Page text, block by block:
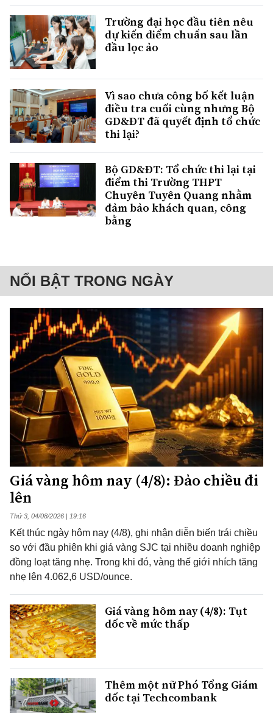
Trường đại học đầu tiên nêu
dự kiến điểm chuẩn sau lần
đầu lọc ảo
Vì sao chưa công bố kết luận
điều tra cuối cùng nhưng Bộ
GD&ĐT đã quyết định tổ chức
thi lại?
Bộ GD&ĐT: Tổ chức thi lại tại
điểm thi Trường THPT
Chuyên Tuyên Quang nhằm
đảm bảo khách quan, công
bằng
NỔI BẬT TRONG NGÀY
Giá vàng hôm nay (4/8): Đảo chiều đi
lên
Thứ 3, 04/08/2026 | 19:16
Kết thúc ngày hôm nay (4/8), ghi nhận diễn biến trái chiều
so với đầu phiên khi giá vàng SJC tại nhiều doanh nghiệp
đồng loạt tăng nhẹ. Trong khi đó, vàng thế giới nhích tăng
nhẹ lên 4.062,6 USD/ounce.
Giá vàng hôm nay (4/8): Tụt
dốc về mức thấp
Thêm một nữ Phó Tổng Giám
đốc tại Techcombank